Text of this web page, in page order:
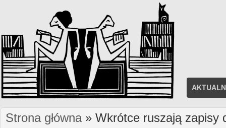
Jesteś tutaj
Strona główna» Wkrótce ruszają zapisy